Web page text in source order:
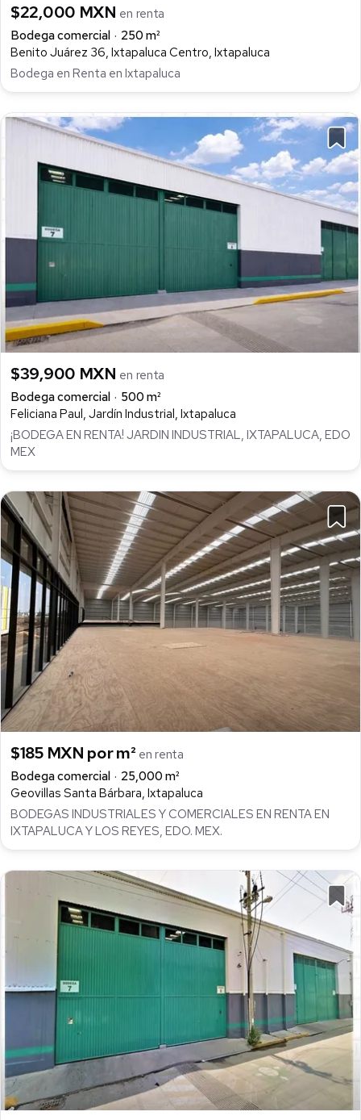
$22,000 MXN en renta
Bodega comercial
250 m²
Benito Juárez 36, Ixtapaluca Centro, Ixtapaluca
Bodega en Renta en Ixtapaluca
$39,900 MXN en renta
Bodega comercial
500 m²
Feliciana Paul, Jardín Industrial, Ixtapaluca
¡BODEGA EN RENTA! JARDIN INDUSTRIAL, IXTAPALUCA, EDO
MEX
$185 MXN por m² en renta
Bodega comercial
25,000 m²
Geovillas Santa Bárbara, Ixtapaluca
BODEGAS INDUSTRIALES Y COMERCIALES EN RENTA EN
IXTAPALUCA Y LOS REYES, EDO. MEX.